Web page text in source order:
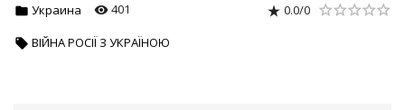
Украина 401 0.0/0
ВІЙНА РОСІЇ З УКРАЇНОЮ